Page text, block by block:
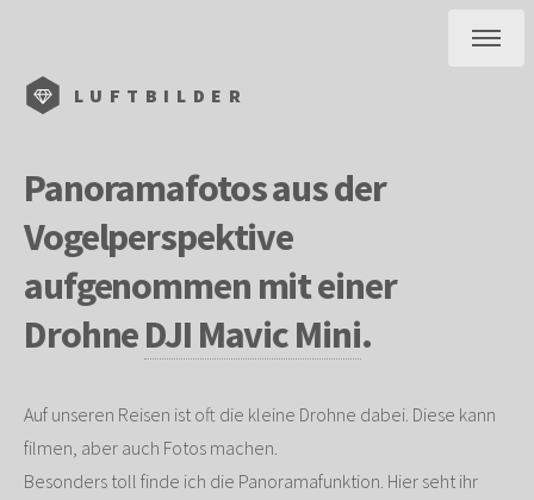
LUFTBILDER
Panoramafotos aus der
Vogelperspektive
aufgenommen mit einer
DrohneDJI Mavic Mini.
Auf unseren Reisen ist oft die kleine Drohne dabei. Diese kann
filmen, aber auch Fotos machen.
Besonders toll finde ich die Panoramafunktion. Hier seht ihr